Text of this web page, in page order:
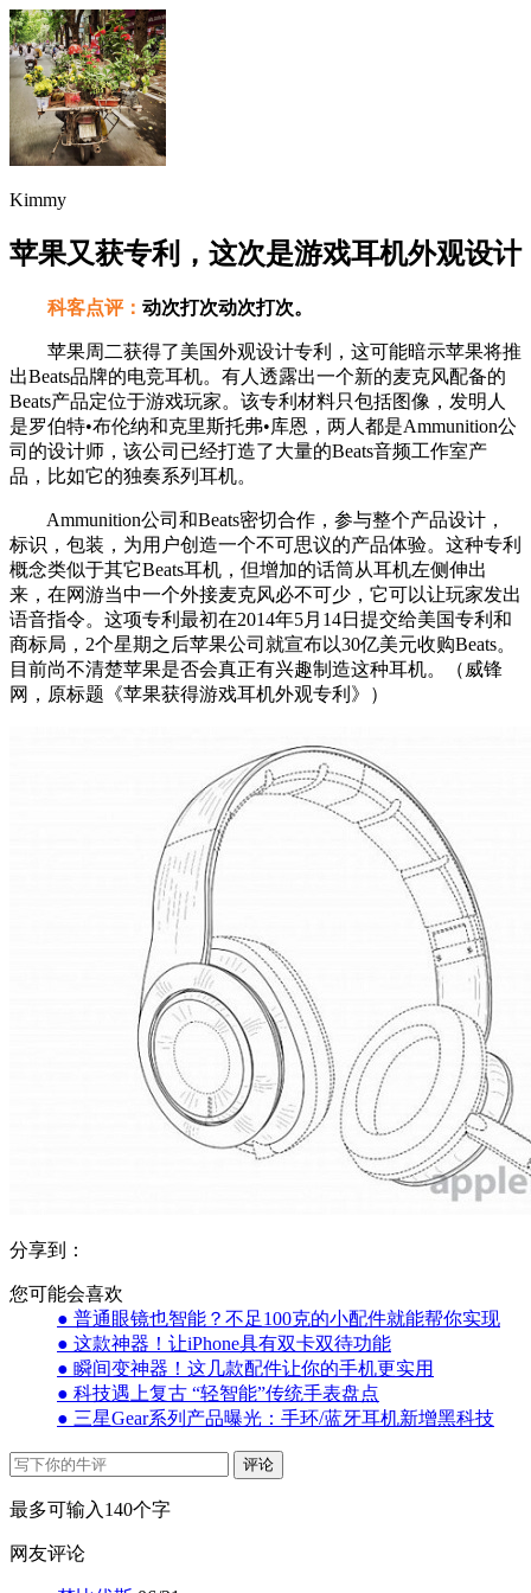
Kimmy
苹果又获专利，这次是游戏耳机外观设计
科客点评： 动次打次动次打次。
苹果周二获得了美国外观设计专利，这可能暗示苹果将推
出Beats品牌的电竞耳机。有人透露出一个新的麦克风配备的
Beats产品定位于游戏玩家。该专利材料只包括图像，发明人
是罗伯特•布伦纳和克里斯托弗•库恩，两人都是Ammunition公
司的设计师，该公司已经打造了大量的Beats音频工作室产
品，比如它的独奏系列耳机。
Ammunition公司和Beats密切合作，参与整个产品设计，
标识，包装，为用户创造一个不可思议的产品体验。这种专利
概念类似于其它Beats耳机，但增加的话筒从耳机左侧伸出
来，在网游当中一个外接麦克风必不可少，它可以让玩家发出
语音指令。这项专利最初在2014年5月14日提交给美国专利和
商标局，2个星期之后苹果公司就宣布以30亿美元收购Beats。
目前尚不清楚苹果是否会真正有兴趣制造这种耳机。（威锋
网，原标题《苹果获得游戏耳机外观专利》）
分享到：
您可能会喜欢
● 普通眼镜也智能？不足100克的小配件就能帮你实现
● 这款神器！让iPhone具有双卡双待功能
● 瞬间变神器！这几款配件让你的手机更实用
● 科技遇上复古 “轻智能”传统手表盘点
● 三星Gear系列产品曝光：手环/蓝牙耳机新增黑科技
评论
最多可输入140个字
网友评论